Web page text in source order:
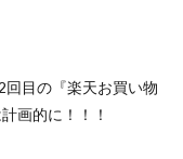
目の『楽天お買い物
画的に！！！